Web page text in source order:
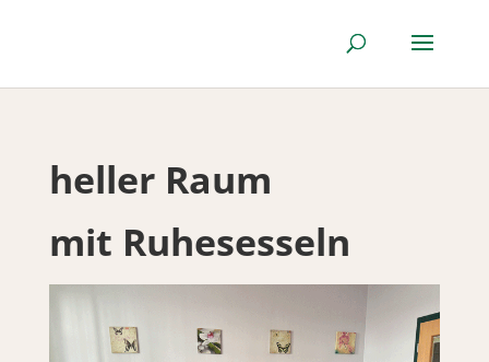
heller Raum
mit Ruhesesseln